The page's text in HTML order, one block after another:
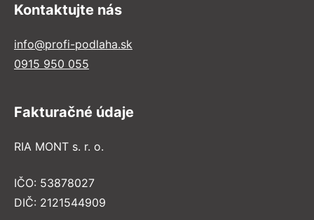
Kontaktujte nás
info@profi-podlaha.sk
0915 950 055
Fakturačné údaje
RIA MONT s. r. o.
IČO: 53878027
DIČ: 2121544909